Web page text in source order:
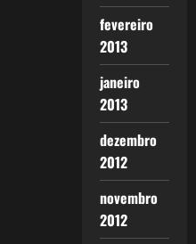
fevereiro
2013
janeiro
2013
dezembro
2012
novembro
2012